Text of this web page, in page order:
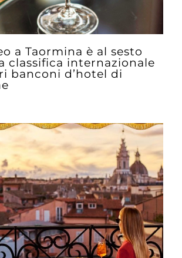
a Taormina è al sesto
classifica internazionale
banconi d’hotel di